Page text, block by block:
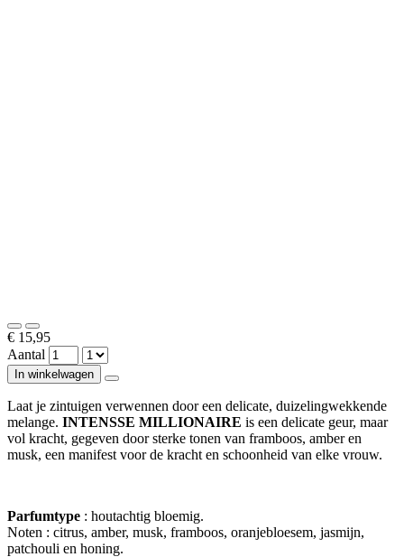
€ 15,95
Aantal
In winkelwagen
Laat je zintuigen verwennen door een delicate, duizelingwekkende
melange. INTENSSE MILLIONAIRE is een delicate geur, maar
vol kracht, gegeven door sterke tonen van framboos, amber en
musk, een manifest voor de kracht en schoonheid van elke vrouw.
Parfumtype : houtachtig bloemig.
Noten : citrus, amber, musk, framboos, oranjebloesem, jasmijn,
patchouli en honing.